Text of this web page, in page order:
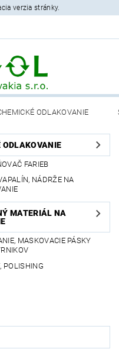
verzia stránky.
ODLAKOVANIE
OCHRANY OSOBNÝCH
ODLAKOVANIE
FARIEB
NÁDRŽE NA
MATERIÁL NA
MASKOVACIE PÁSKY
POLISHING